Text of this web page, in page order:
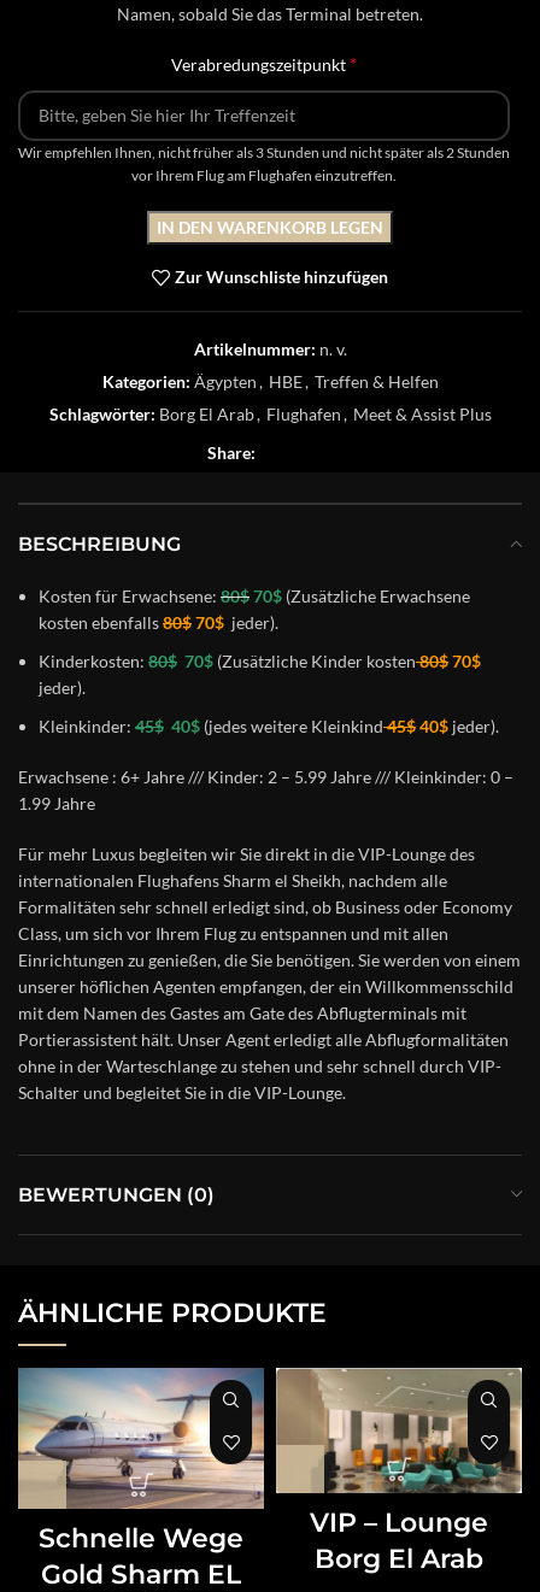
Namen, sobald Sie das Terminal betreten.
Verabredungszeitpunkt *
Wir empfehlen Ihnen, nicht früher als 3 Stunden und nicht später als 2 Stunden
vor Ihrem Flug am Flughafen einzutreffen.
IN DEN WARENKORB LEGEN
Zur Wunschliste hinzufügen
Artikelnummer: n. v.
Kategorien: Ägypten, HBE, Treffen & Helfen
Schlagwörter: Borg El Arab, Flughafen, Meet & Assist Plus
Share:
BESCHREIBUNG
Kosten für Erwachsene: 80$70$ (Zusätzliche Erwachsene
kosten ebenfalls80$70$ jeder).
Kinderkosten: 80$ 70$ (Zusätzliche Kinder kosten80$70$
jeder).
Kleinkinder: 45$ 40$ (jedes weitere Kleinkind45$40$ jeder).
Erwachsene : 6+ Jahre /// Kinder: 2 – 5.99 Jahre /// Kleinkinder: 0 –
1.99 Jahre
Für mehr Luxus begleiten wir Sie direkt in die VIP-Lounge des
internationalen Flughafens Sharm el Sheikh, nachdem alle
Formalitäten sehr schnell erledigt sind, ob Business oder Economy
Class, um sich vor Ihrem Flug zu entspannen und mit allen
Einrichtungen zu genießen, die Sie benötigen. Sie werden von einem
unserer höflichen Agenten empfangen, der ein Willkommensschild
mit dem Namen des Gastes am Gate des Abflugterminals mit
Portierassistent hält. Unser Agent erledigt alle Abflugformalitäten
ohne in der Warteschlange zu stehen und sehr schnell durch VIP-
Schalter und begleitet Sie in die VIP-Lounge.
BEWERTUNGEN (0)
ÄHNLICHE PRODUKTE
Schnelle Wege
Gold Sharm EL
VIP – Lounge
Borg El Arab